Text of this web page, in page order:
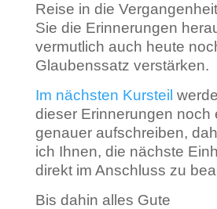
Reise in die
Sie die Erinnerungen
vermutlich auch heute
Glaubenssatz verstärken.
Im nächsten Kursteil
dieser Erinnerungen noch
genauer aufschreiben,
ich Ihnen, die nächste
direkt im Anschluss zu
Bis dahin alles Gute